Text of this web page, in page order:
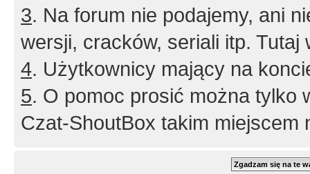
3. Na forum nie podajemy, ani
wersji, cracków, seriali itp. Tutaj
4. Użytkownicy mający na
5. O pomoc prosić można tylko
Czat-ShoutBox takim miejscem